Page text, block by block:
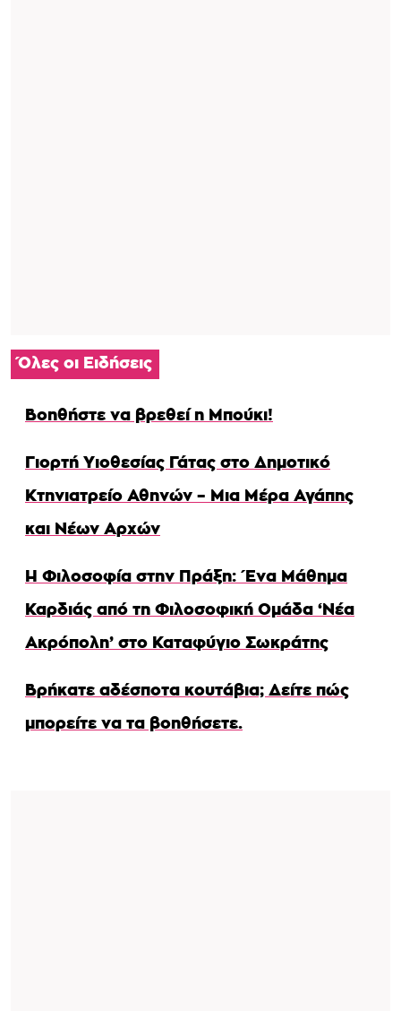
Όλες οι Ειδήσεις
Βοηθήστε να βρεθεί η Μπούκι!
Γιορτή Υιοθεσίας Γάτας στο Δημοτικό
Κτηνιατρείο Αθηνών – Μια Μέρα Αγάπης
και Νέων Αρχών
Η Φιλοσοφία στην Πράξη: Ένα Μάθημα
Καρδιάς από τη Φιλοσοφική Ομάδα ‘Νέα
Ακρόπολη’ στο Καταφύγιο Σωκράτης
Βρήκατε αδέσποτα κουτάβια; Δείτε πώς
μπορείτε να τα βοηθήσετε.